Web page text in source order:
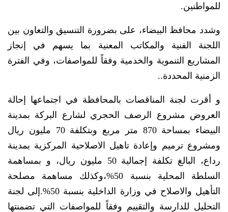
للمواطنين.
وشدد محافظ البيضاء، على بضرورة التنسيق والتعاون بين
اللجنة الفنية والمكاتب المعنية بما يسهم في إنجاز
المشاريع التنموية والخدمية وفقاً للمواصفات، وفي الفترة
الزمنية المحددة..
و أقرت لجنة المناقصات بالمحافظة في اجتماعها إحالة
العروض مشروع الرصف الحجري لشارع البركة بمدينة
البيضاء بمساحة 870 متر مربع وبتكلفة 70 مليون ريال
ومشروع ترميم وإعادة تاهيل الاصلاحية المركزية بمدينة
رداع، البالغ تكلفة إجمالية 50 مليون ريال، و بمساهمة
السلطة المحلية بنسبة 50%،وكذلك مساهمة مصلحة
التأهيل والاصلاح في وزارة الداخلية بنسبة 50%.إلى لجنة
التحليل للدارسة والتقييم وفقاً للمواصفات التي تضمنتها